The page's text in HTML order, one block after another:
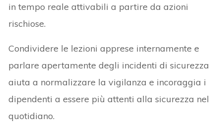
in tempo reale attivabili a partire da azioni
rischiose.
Condividere le lezioni apprese internamente e
parlare apertamente degli incidenti di sicurezza
aiuta a normalizzare la vigilanza e incoraggia i
dipendenti a essere più attenti alla sicurezza nel
quotidiano.